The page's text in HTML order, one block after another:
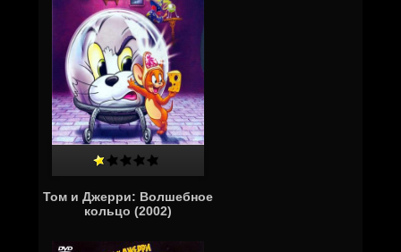
Том и Джерри: Волшебное
кольцо (2002)